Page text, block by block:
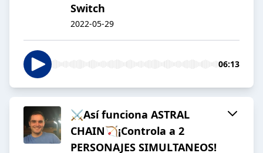
Switch
2022-05-29
06:13
⚔️Así funciona ASTRAL
CHAIN🏹¡Controla a 2
PERSONAJES SIMULTANEOS!